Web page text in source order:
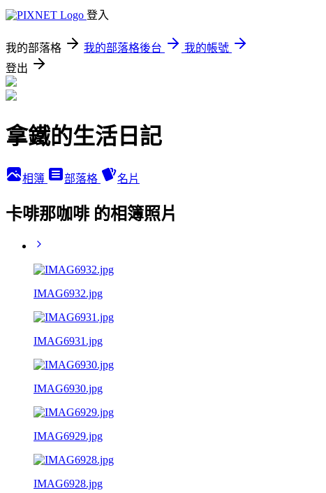
登入
我的部落格 我的部落格後台
我的帳號
登出
拿鐵的生活日記
相簿 部落格 名片
卡啡那咖啡 的相簿照片
IMAG6932.jpg
IMAG6931.jpg
IMAG6930.jpg
IMAG6929.jpg
IMAG6928.jpg